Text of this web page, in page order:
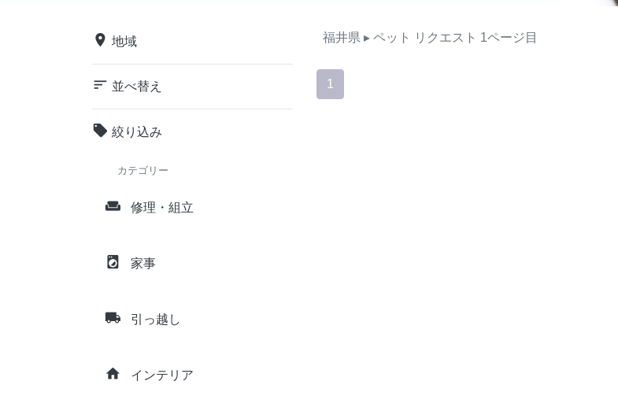
place 地域
sort 並べ替え
local_offer 絞り込み
カテゴリー
weekend 修理・組立
local_laundry_service 家事
local_shipping 引っ越し
home インテリア
福井県 ▸ ペット リクエスト 1ページ目
1